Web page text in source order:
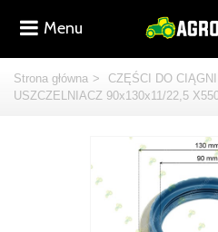
Menu
Strona główna > CZĘŚCI DO
USZCZELNIACZ 90x130x11/22,5